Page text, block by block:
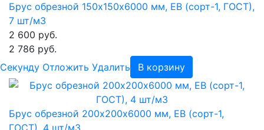
Брус обрезной 150х150х6000 мм, ЕВ (сорт-1, ГОСТ),
7 шт/м3
2 600 руб.
2 786 руб.
Cекунду Отложить Удалить В корзину
Брус обрезной 200х200х6000 мм, ЕВ (сорт-1,